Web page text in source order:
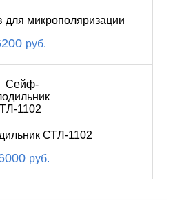
для микрополяризации
руб.
СТЛ-1102
руб.